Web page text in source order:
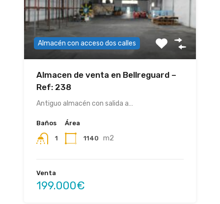
Almacén con acceso dos calles
Almacen de venta en Bellreguard –
Ref: 238
Antiguo almacén con salida a…
Baños
1
Área
1140 m2
Venta
199.000€